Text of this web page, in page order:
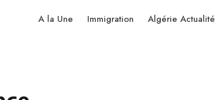
A la Une Immigration Algérie Actualité